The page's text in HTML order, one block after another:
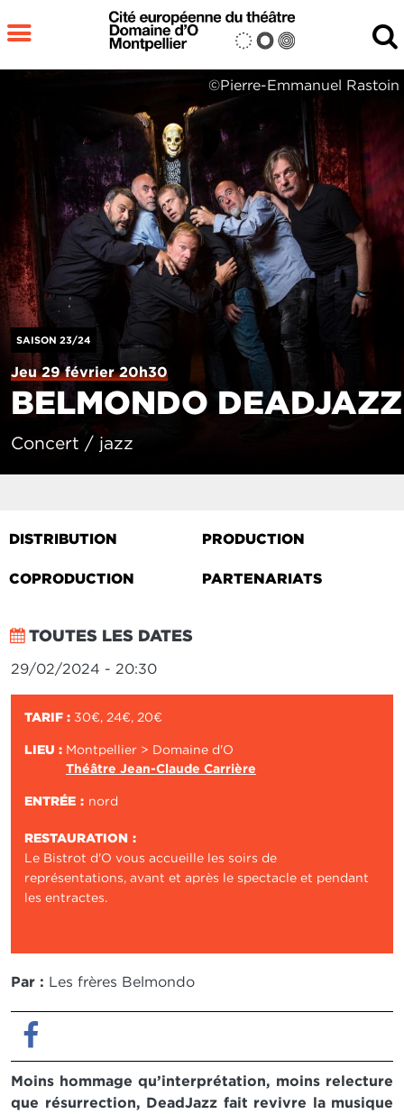
Aller au contenu principal
RECHERCHER Fermer
©Pierre-Emmanuel Rastoin
SAISON 23/24
Jeu 29 février 20h30
BELMONDO DEADJAZZ
Concert / jazz
DISTRIBUTION PRODUCTION
COPRODUCTION PARTENARIATS
TOUTES LES DATES
29/02/2024 - 20:30
TARIF : 30€, 24€, 20€
LIEU : Montpellier > Domaine d'O
Théâtre Jean-Claude Carrière
ENTRÉE nord
RESTAURATION
Le Bistrot d'O vous accueille les soirs de
représentations, avant et après le spectacle et pendant
les entractes.
Par : Les frères Belmondo
Moins hommage qu’interprétation, moins relecture
que résurrection, DeadJazz fait revivre la musique